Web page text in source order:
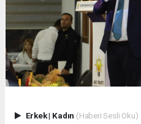
Erkek| Kadın (Haberi Sesli Oku)